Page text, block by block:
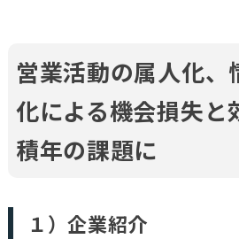
営業活動の属人化、
化による機会損失と
積年の課題に
１）企業紹介